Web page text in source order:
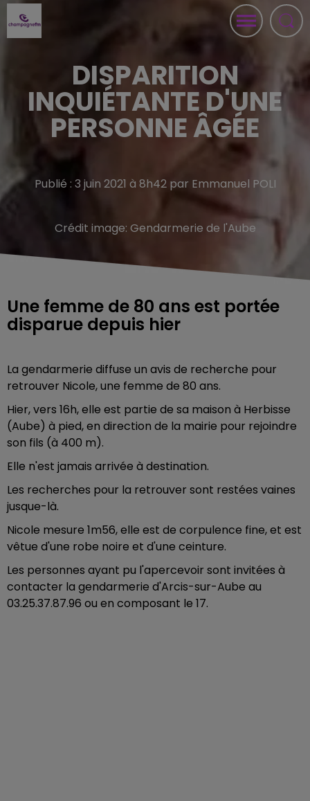
DISPARITION
INQUIÉTANTE D'UNE
PERSONNE ÂGÉE
Publié : 3 juin 2021 à 8h42 par Emmanuel POLI
Crédit image: Gendarmerie de l'Aube
Une femme de 80 ans est portée
disparue depuis hier
La gendarmerie diffuse un avis de recherche pour
retrouver Nicole, une femme de 80 ans.
Hier, vers 16h, elle est partie de sa maison à Herbisse
(Aube) à pied, en direction de la mairie pour rejoindre
son fils (à 400 m).
Elle n'est jamais arrivée à destination.
Les recherches pour la retrouver sont restées vaines
jusque-là.
Nicole mesure 1m56, elle est de corpulence fine, et est
vêtue d'une robe noire et d'une ceinture.
Les personnes ayant pu l'apercevoir sont invitées à
contacter la gendarmerie d'Arcis-sur-Aube au
03.25.37.87.96 ou en composant le 17.